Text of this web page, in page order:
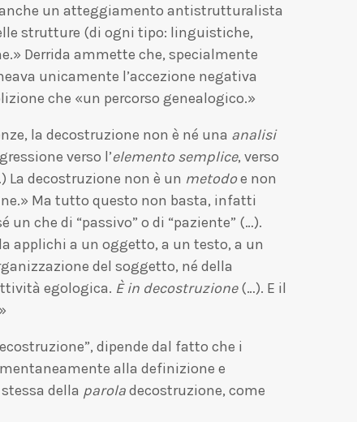
un atteggiamento antistrutturalista
strutture (di ogni tipo: linguistiche,
Derrida ammette che, specialmente
unicamente l’accezione negativa
che «un percorso genealogico.»
la decostruzione non è né una analisi
verso l’elemento semplice, verso
La decostruzione non è un metodoe non
Ma tutto questo non basta, infatti
un che di “passivo” o di “paziente” (…).
applichi a un oggetto, a un testo, a un
del soggetto, né della
egologica. È in decostruzione(…). E il
dipende dal fatto che i
alla definizione e
della paroladecostruzione, come